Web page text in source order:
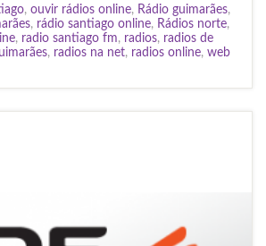
, ouvir rádios online, Rádio guimarães,
, rádio santiago online, Rádios norte,
, radio santiago fm, radios, radios de
, radios na net, radios online, web